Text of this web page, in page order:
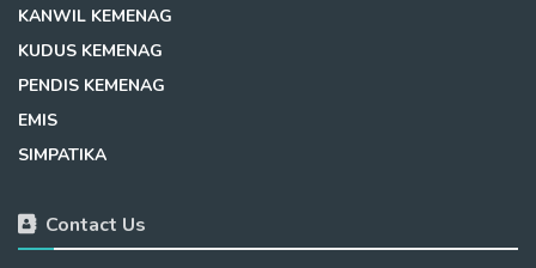
KANWIL KEMENAG
KUDUS KEMENAG
PENDIS KEMENAG
EMIS
SIMPATIKA
Contact Us